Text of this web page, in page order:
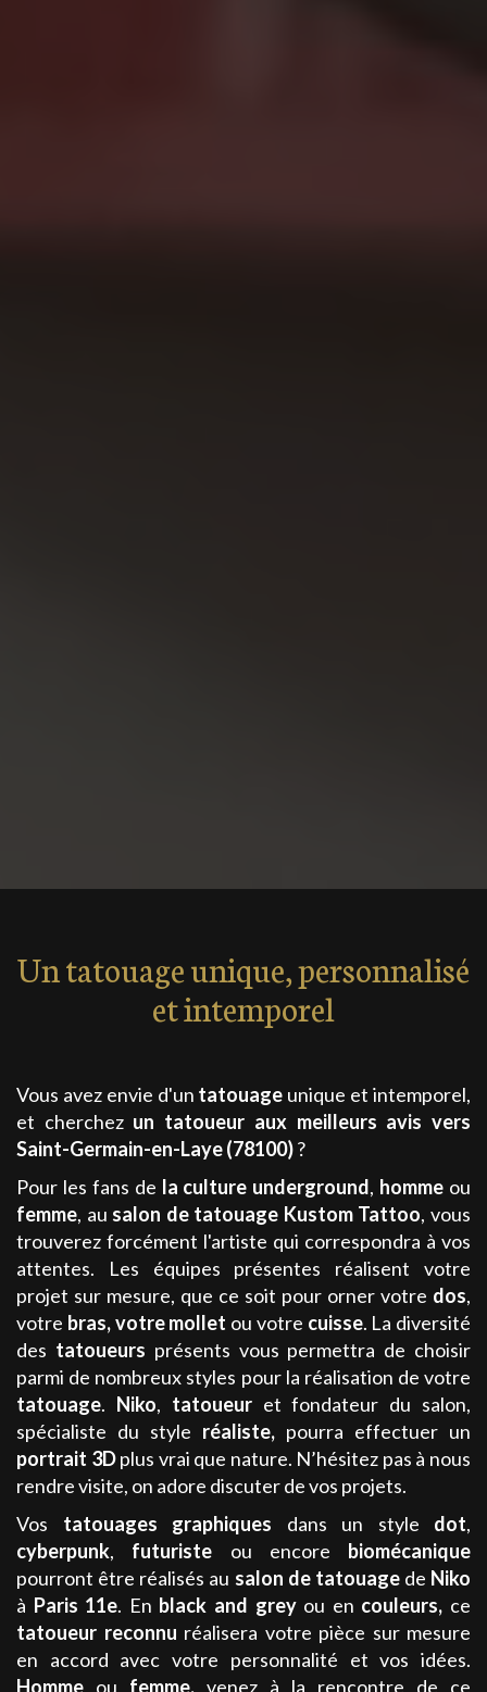
Un tatouage unique, personnalisé
et intemporel
Vous avez envie d'un tatouage unique et intemporel,
et cherchez un tatoueur aux meilleurs avis vers
Saint-Germain-en-Laye (78100)?
Pour les fans de la culture underground, homme ou
femme, au salon de tatouage Kustom Tattoo, vous
trouverez forcément l'artiste qui correspondra à vos
attentes. Les équipes présentes réalisent votre
projet sur mesure, que ce soit pour orner votre dos,
votre bras,votremollet ou votre cuisse. La diversité
des tatoueurs présents vous permettra de choisir
parmi de nombreux styles pour la réalisation de votre
tatouage. Niko, tatoueuret fondateur du salon,
spécialiste du style réaliste, pourra effectuer un
portrait 3Dplus vrai que nature. N’hésitez pas à nous
rendre visite, on adore discuter de vos projets.
Vos tatouages graphiques dans un style dot,
cyberpunk, futuriste ou encore biomécanique
pourront être réalisés au salon de tatouagede Niko
à Paris 11e. En black and greyou en couleurs, ce
tatoueur reconnu réalisera votre pièce sur mesure
en accord avec votre personnalité et vos idées.
Homme ou femme, venez à la rencontre de ce